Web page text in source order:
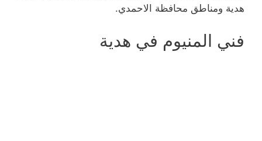
هدية ومناطق محافظة الاحمدي.
فني المنيوم في هدية